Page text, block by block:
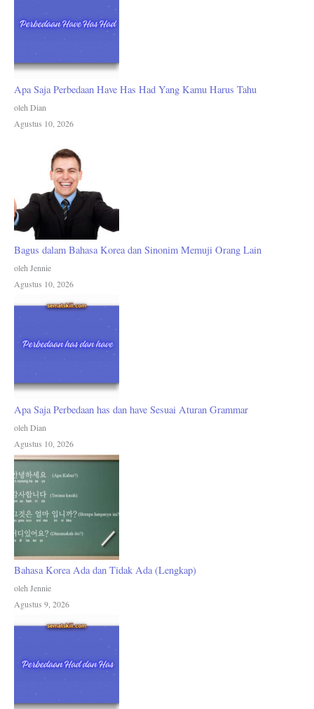
Apa Saja Perbedaan Have Has Had Yang Kamu Harus Tahu
oleh Dian
Agustus 10, 2026
Bagus dalam Bahasa Korea dan Sinonim Memuji Orang Lain
oleh Jennie
Agustus 10, 2026
Apa Saja Perbedaan has dan have Sesuai Aturan Grammar
oleh Dian
Agustus 10, 2026
Bahasa Korea Ada dan Tidak Ada (Lengkap)
oleh Jennie
Agustus 9, 2026